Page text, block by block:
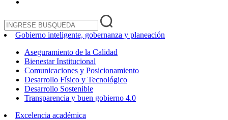
Gobierno inteligente, gobernanza y planeación
Aseguramiento de la Calidad
Bienestar Institucional
Comunicaciones y Posicionamiento
Desarrollo Físico y Tecnológico
Desarrollo Sostenible
Transparencia y buen gobierno 4.0
Excelencia académica